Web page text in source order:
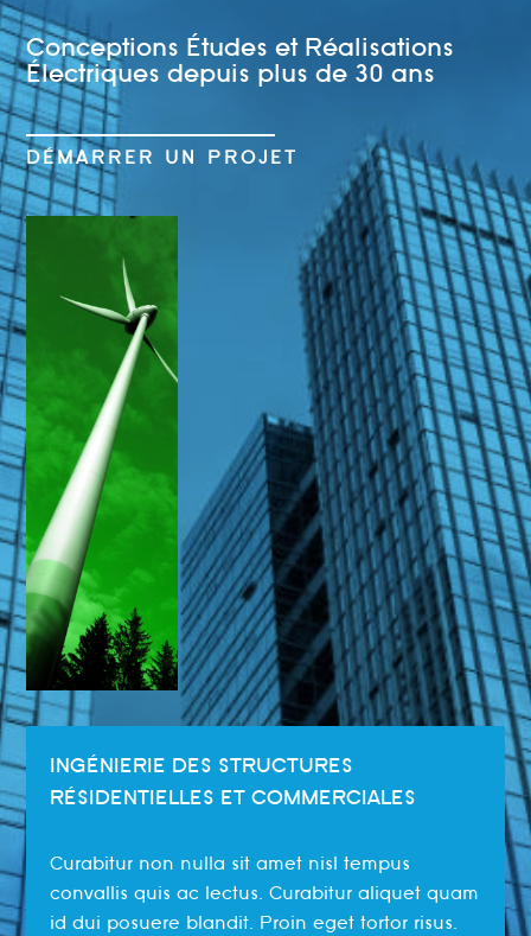
Conceptions Études et Réalisations
Électriques depuis plus de 30 ans
DÉMARRER UN PROJET
INGÉNIERIE DES STRUCTURES
RÉSIDENTIELLES ET COMMERCIALES
Curabitur non nulla sit amet nisl tempus
convallis quis ac lectus. Curabitur aliquet quam
id dui posuere blandit. Proin eget tortor risus.